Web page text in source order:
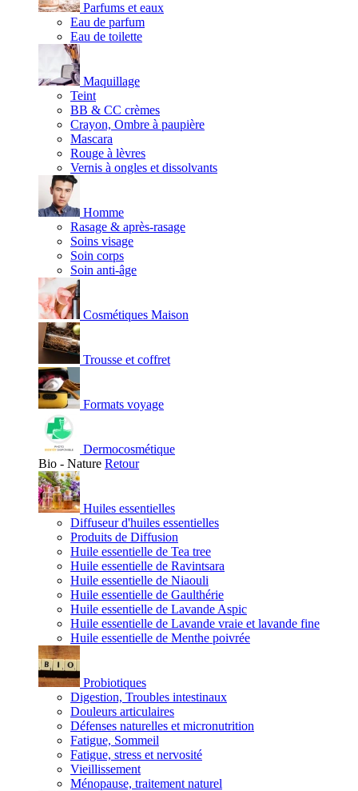
Parfums et eaux
Eau de parfum
Eau de toilette
Maquillage
Teint
BB & CC crèmes
Crayon, Ombre à paupière
Mascara
Rouge à lèvres
Vernis à ongles et dissolvants
Homme
Rasage & après-rasage
Soins visage
Soin corps
Soin anti-âge
Cosmétiques Maison
Trousse et coffret
Formats voyage
Dermocosmétique
Bio - Nature Retour
Huiles essentielles
Diffuseur d'huiles essentielles
Produits de Diffusion
Huile essentielle de Tea tree
Huile essentielle de Ravintsara
Huile essentielle de Niaouli
Huile essentielle de Gaulthérie
Huile essentielle de Lavande Aspic
Huile essentielle de Lavande vraie et lavande fine
Huile essentielle de Menthe poivrée
Probiotiques
Digestion, Troubles intestinaux
Douleurs articulaires
Défenses naturelles et micronutrition
Fatigue, Sommeil
Fatigue, stress et nervosité
Vieillissement
Ménopause, traitement naturel